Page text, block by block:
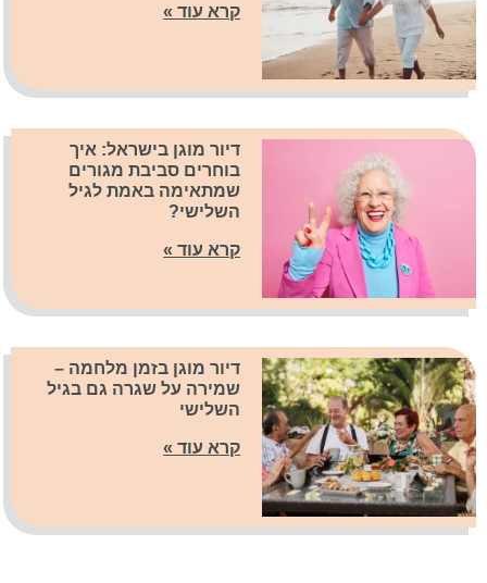
קרא עוד »
דיור מוגן בישראל: איך
בוחרים סביבת מגורים
שמתאימה באמת לגיל
השלישי?
קרא עוד »
דיור מוגן בזמן מלחמה –
שמירה על שגרה גם בגיל
השלישי
קרא עוד »